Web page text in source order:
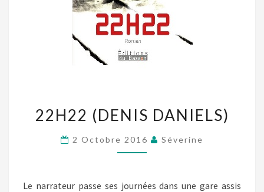
(DENIS
DANIELS)
22H22 (DENIS DANIELS)
2 Octobre 2016 Séverine
Le narrateur passe ses journées dans une gare assis